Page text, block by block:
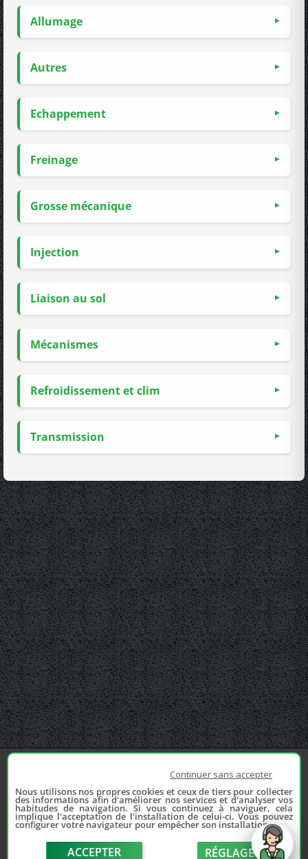
Allumage
Autres
Echappement
Freinage
Grosse mécanique
Injection
Liaison au sol
Mécanismes
Refroidissement et clim
Transmission
Continuer sans accepter
Nous utilisons nos propres cookies et ceux de tiers pour collecter
des informations afin d'améliorer nos services et d'analyser vos
habitudes de navigation. Si vous continuez à naviguer, cela
implique l'acceptation de l'installation de celui-ci. Vous pouvez
configurer votre navigateur pour empêcher son installation.
ACCEPTER RÉGLAGE